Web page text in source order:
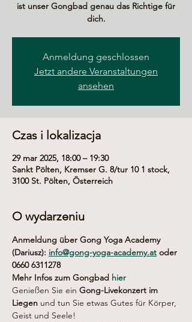
ist unser Gongbad genau das Richtige für
dich.
Anmeldung geschlossen
Jetzt andere Veranstaltungen
ansehen
Czas i lokalizacja
29 mar 2025, 18:00 – 19:30
Sankt Pölten, Kremser G. 8/tur 10 1 stock,
3100 St. Pölten, Österreich
O wydarzeniu
Anmeldung über Gong Yoga Academy
(Dariusz): info@gong-yoga-academy.at oder
0660 6311278
Mehr Infos zum Gongbad hier
Genießen Sie ein Gong-Livekonzert im
Liegen und tun Sie etwas Gutes für Körper,
Geist und Seele!